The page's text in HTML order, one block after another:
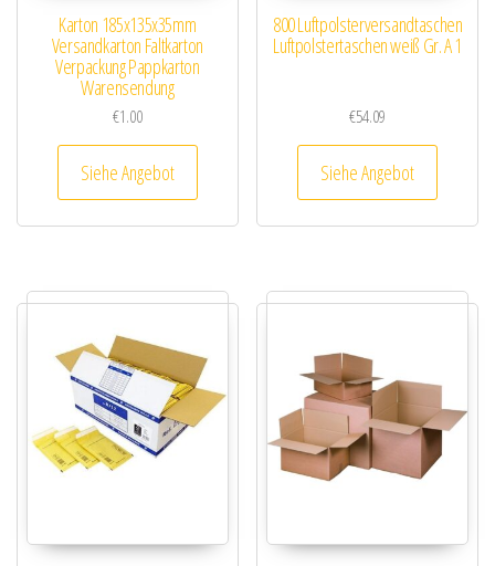
Karton 185x135x35mm
Versandkarton Faltkarton
Verpackung Pappkarton
Warensendung
€1.00
Siehe Angebot
800 Luftpolsterversandtaschen
Luftpolstertaschen weiß Gr. A 1
€54.09
Siehe Angebot